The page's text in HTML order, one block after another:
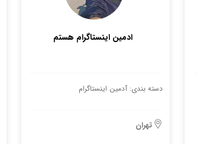
ادمین اینستاگرام هستم
دسته بندی: آدمین اینستاگرام
تهران